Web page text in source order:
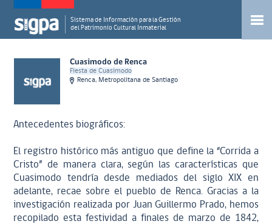
Sistema de Información para la Gestión
del Patrimonio Cultural Inmaterial
Cuasimodo de Renca
Fiesta de Cuasimodo
Renca, Metropolitana de Santiago
Antecedentes biográficos:
El registro histórico más antiguo que define la “Corrida a
Cristo” de manera clara, según las características que
Cuasimodo tendría desde mediados del siglo XIX en
adelante, recae sobre el pueblo de Renca. Gracias a la
investigación realizada por Juan Guillermo Prado, hemos
recopilado esta festividad a finales de marzo de 1842,